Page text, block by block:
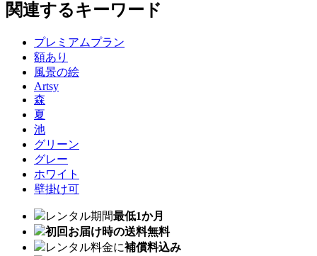
関連するキーワード
プレミアムプラン
額あり
風景の絵
Artsy
森
夏
池
グリーン
グレー
ホワイト
壁掛け可
レンタル期間最低1か月
初回お届け時の送料無料
レンタル料金に補償料込み